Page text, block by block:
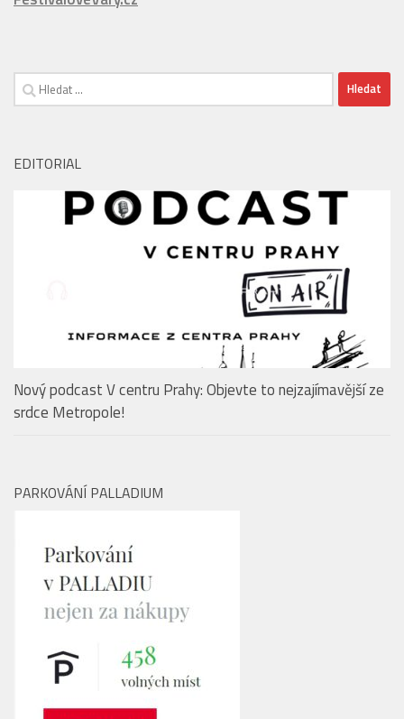
FestivalovéVary.cz
Vyhledávání
Nový podcast V centru Prahy: Objevte to nejzajímavější ze
srdce Metropole!